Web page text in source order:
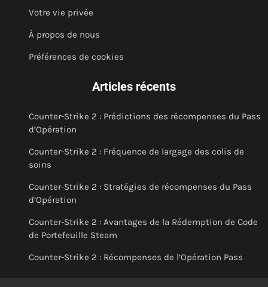
Votre vie privée
À propos de nous
Préférences de cookies
Articles récents
Counter-Strike 2 : Prédictions des récompenses du Pass
d’Opération
Counter-Strike 2 : Fréquence de largage des colis de
soins
Counter-Strike 2 : Stratégies de récompenses du Pass
d’Opération
Counter-Strike 2 : Avantages de la Rédemption de Code
de Portefeuille Steam
Counter-Strike 2 : Récompenses de l’Opération Pass